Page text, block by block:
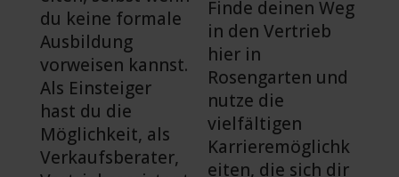
du keine formale
Ausbildung
vorweisen kannst.
Als Einsteiger
hast du die
Möglichkeit, als
Verkaufsberater,
Finde deinen Weg
in den Vertrieb
hier in
Rosengarten und
nutze die
vielfältigen
Karrieremöglichk
eiten, die sich dir